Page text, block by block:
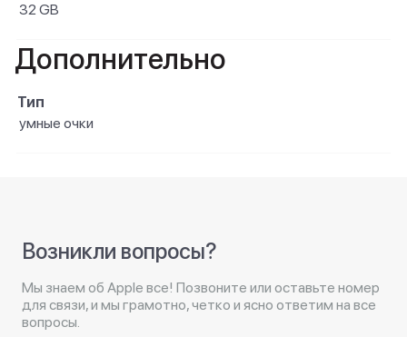
32 GB
Дополнительно
Тип
умные очки
Возникли вопросы?
Мы знаем об Apple все! Позвоните или оставьте номер
для связи, и мы грамотно, четко и ясно ответим на все
вопросы.